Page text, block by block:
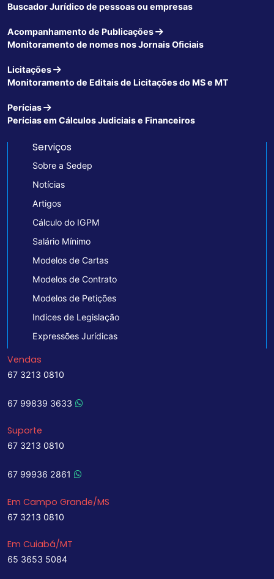
Buscador Jurídico de pessoas ou empresas
Acompanhamento de Publicações
Monitoramento de nomes nos Jornais Oficiais
Licitações
Monitoramento de Editais de Licitações do MS e MT
Perícias
Perícias em Cálculos Judiciais e Financeiros
Serviços
Sobre a Sedep
Notícias
Artigos
Cálculo do IGPM
Salário Mínimo
Modelos de Cartas
Modelos de Contrato
Modelos de Petições
Indices de Legislação
Expressões Jurídicas
Vendas
67 3213 0810
67 99839 3633
Suporte
67 3213 0810
67 99936 2861
Em Campo Grande/MS
67 3213 0810
Em Cuiabá/MT
65 3653 5084